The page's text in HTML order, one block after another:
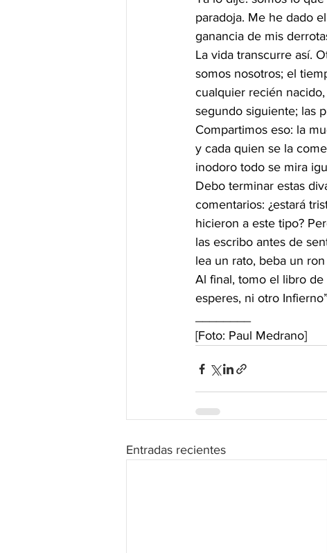
paradoja. Me he dado
ganancia de mis
La vida transcurre así.
somos nosotros; el
cualquier recién
segundo siguiente; las
Compartimos eso: la
y cada quien se la
inodoro todo se mira
Debo terminar estas
comentarios: ¿estará
hicieron a este tipo?
las escribo antes de
lea un rato, beba un
Al final, tomo el libro
esperes, ni otro
[Foto: Paul Medrano]
Entradas recientes